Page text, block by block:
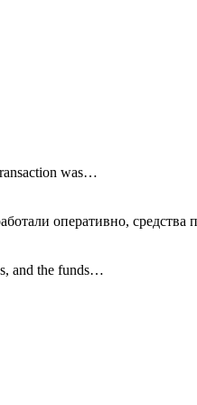
was…
оперативно,
and the funds…